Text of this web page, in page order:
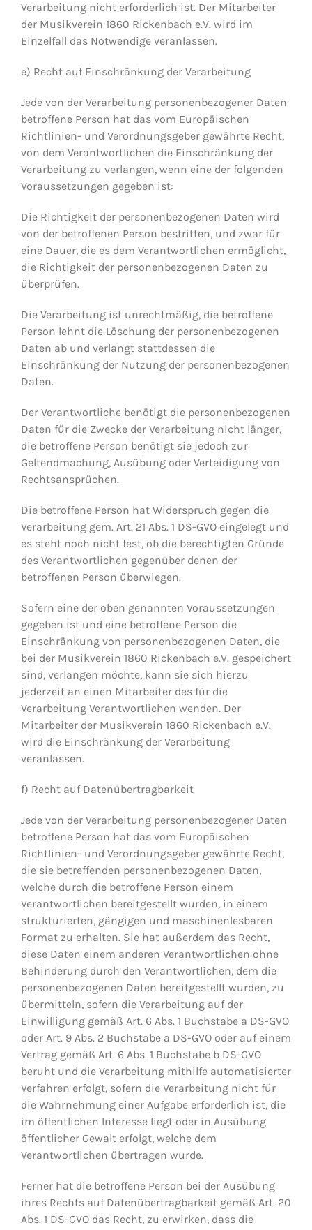
Verarbeitung nicht erforderlich ist. Der Mitarbeiter
der Musikverein 1860 Rickenbach e.V. wird im
Einzelfall das Notwendige veranlassen.
e) Recht auf Einschränkung der Verarbeitung
Jede von der Verarbeitung personenbezogener Daten
betroffene Person hat das vom Europäischen
Richtlinien- und Verordnungsgeber gewährte Recht,
von dem Verantwortlichen die Einschränkung der
Verarbeitung zu verlangen, wenn eine der folgenden
Voraussetzungen gegeben ist:
Die Richtigkeit der personenbezogenen Daten wird
von der betroffenen Person bestritten, und zwar für
eine Dauer, die es dem Verantwortlichen ermöglicht,
die Richtigkeit der personenbezogenen Daten zu
überprüfen.
Die Verarbeitung ist unrechtmäßig, die betroffene
Person lehnt die Löschung der personenbezogenen
Daten ab und verlangt stattdessen die
Einschränkung der Nutzung der personenbezogenen
Daten.
Der Verantwortliche benötigt die personenbezogenen
Daten für die Zwecke der Verarbeitung nicht länger,
die betroffene Person benötigt sie jedoch zur
Geltendmachung, Ausübung oder Verteidigung von
Rechtsansprüchen.
Die betroffene Person hat Widerspruch gegen die
Verarbeitung gem. Art. 21 Abs. 1 DS-GVO eingelegt und
es steht noch nicht fest, ob die berechtigten Gründe
des Verantwortlichen gegenüber denen der
betroffenen Person überwiegen.
Sofern eine der oben genannten Voraussetzungen
gegeben ist und eine betroffene Person die
Einschränkung von personenbezogenen Daten, die
bei der Musikverein 1860 Rickenbach e.V. gespeichert
sind, verlangen möchte, kann sie sich hierzu
jederzeit an einen Mitarbeiter des für die
Verarbeitung Verantwortlichen wenden. Der
Mitarbeiter der Musikverein 1860 Rickenbach e.V.
wird die Einschränkung der Verarbeitung
veranlassen.
f) Recht auf Datenübertragbarkeit
Jede von der Verarbeitung personenbezogener Daten
betroffene Person hat das vom Europäischen
Richtlinien- und Verordnungsgeber gewährte Recht,
die sie betreffenden personenbezogenen Daten,
welche durch die betroffene Person einem
Verantwortlichen bereitgestellt wurden, in einem
strukturierten, gängigen und maschinenlesbaren
Format zu erhalten. Sie hat außerdem das Recht,
diese Daten einem anderen Verantwortlichen ohne
Behinderung durch den Verantwortlichen, dem die
personenbezogenen Daten bereitgestellt wurden, zu
übermitteln, sofern die Verarbeitung auf der
Einwilligung gemäß Art. 6 Abs. 1 Buchstabe a DS-GVO
oder Art. 9 Abs. 2 Buchstabe a DS-GVO oder auf einem
Vertrag gemäß Art. 6 Abs. 1 Buchstabe b DS-GVO
beruht und die Verarbeitung mithilfe automatisierter
Verfahren erfolgt, sofern die Verarbeitung nicht für
die Wahrnehmung einer Aufgabe erforderlich ist, die
im öffentlichen Interesse liegt oder in Ausübung
öffentlicher Gewalt erfolgt, welche dem
Verantwortlichen übertragen wurde.
Ferner hat die betroffene Person bei der Ausübung
ihres Rechts auf Datenübertragbarkeit gemäß Art. 20
Abs. 1 DS-GVO das Recht, zu erwirken, dass die